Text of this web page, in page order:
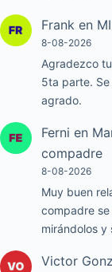
Frank en
8-08-2026
Agradezco
5ta parte. Se
agrado.
Ferni en
compadre
8-08-2026
Muy buen
compadre
mirándolos
Victor